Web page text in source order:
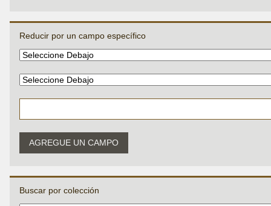
Reducir por un campo específico
AGREGUE UN CAMPO
Buscar por colección